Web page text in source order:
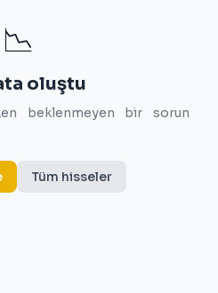
📉
oluştu
beklenmeyen bir sorun
Tüm hisseler